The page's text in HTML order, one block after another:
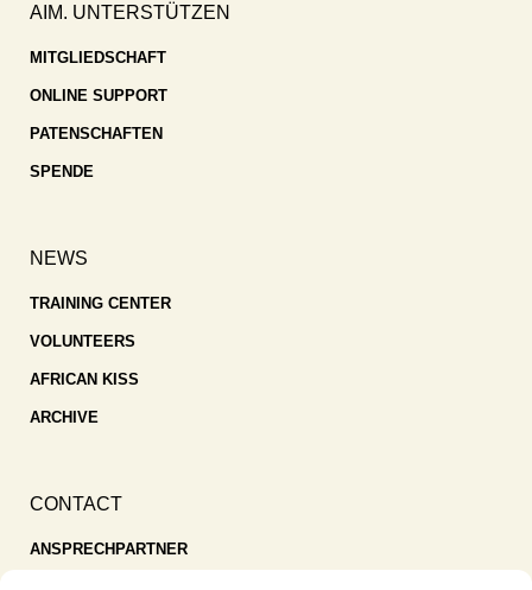
AIM. UNTERSTÜTZEN
MITGLIEDSCHAFT
ONLINE SUPPORT
PATENSCHAFTEN
SPENDE
NEWS
TRAINING CENTER
VOLUNTEERS
AFRICAN KISS
ARCHIVE
CONTACT
ANSPRECHPARTNER